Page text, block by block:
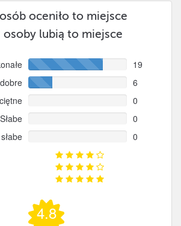
osób oceniło to miejsce
osoby lubią to miejsce
19
6
0
Słabe
0
0
4.8